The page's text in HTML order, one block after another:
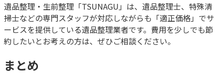
遺品整理・生前整理「TSUNAGU」は、遺品整理士、特殊清
掃士などの専門スタッフが対応しながらも「適正価格」でサ
ービスを提供している遺品整理業者です。費用を少しでも節
約したいとお考えの方は、ぜひご相談ください。
まとめ